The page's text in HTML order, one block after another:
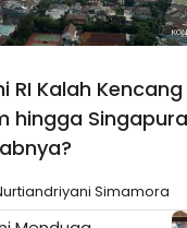
RI Kalah
hingga
Simamora